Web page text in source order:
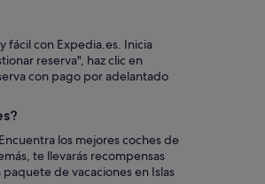
fácil con Expedia.es. Inicia
reserva", haz clic en
con pago por adelantado
los mejores coches de
te llevarás recompensas
de vacaciones en Islas